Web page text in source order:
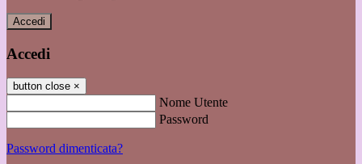
Accedi
Accedi
button close ×
Nome Utente
Password
Password dimenticata?